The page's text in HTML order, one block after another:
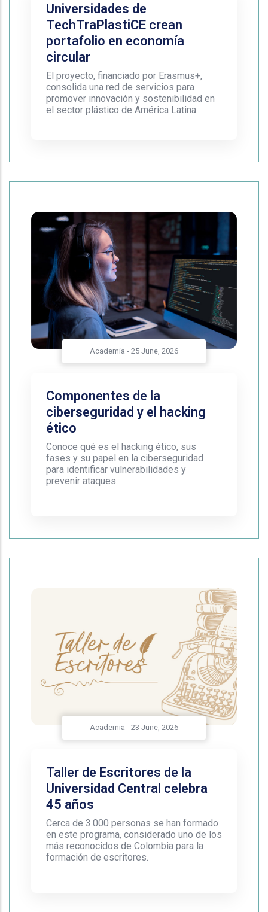
Universidades de
TechTraPlastiCE crean
portafolio en economía
circular
El proyecto, financiado por Erasmus+,
consolida una red de servicios para
promover innovación y sostenibilidad en
el sector plástico de América Latina.
Academia - 25 June, 2026
Componentes de la
ciberseguridad y el hacking
ético
Conoce qué es el hacking ético, sus
fases y su papel en la ciberseguridad
para identificar vulnerabilidades y
prevenir ataques.
Academia - 23 June, 2026
Taller de Escritores de la
Universidad Central celebra
45 años
Cerca de 3.000 personas se han formado
en este programa, considerado uno de los
más reconocidos de Colombia para la
formación de escritores.